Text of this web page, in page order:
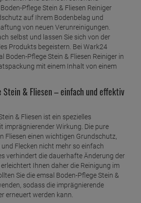
Pflege Stein & Fliesen Reiniger
auf Ihrem Bodenbelag und
von neuen Verunreinigungen.
selbst und lassen Sie sich von der
Produkts begeistern. Bei Wark24
Boden-Pflege Stein & Fliesen Reiniger in
mit einem Inhalt von einem
Stein & Fliesen – einfach und effektiv
& Fliesen ist ein spezielles
imprägnierender Wirkung. Die pure
Fliesen einen wichtigen Grundschutz,
Flecken nicht mehr so einfach
verhindert die dauerhafte Änderung der
Ihnen daher die Reinigung im
Sie die emsal Boden-Pflege Stein &
sodass die imprägnierende
erneuert werden kann.